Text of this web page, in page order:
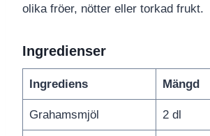
olika fröer, nötter eller torkad frukt.
Ingredienser
Ingrediens Mängd
Grahamsmjöl 2 dl